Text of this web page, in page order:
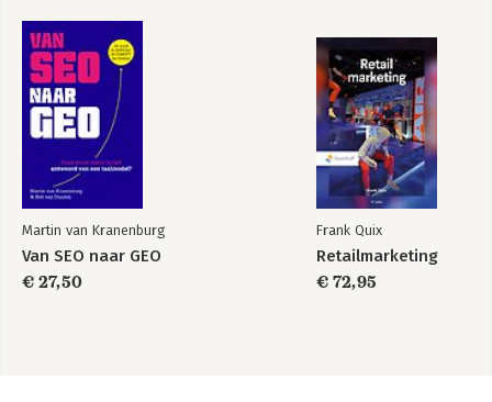
Martin van Kranenburg
Van SEO naar GEO
€ 27,50
Frank Quix
Retailmarketing
€ 72,95